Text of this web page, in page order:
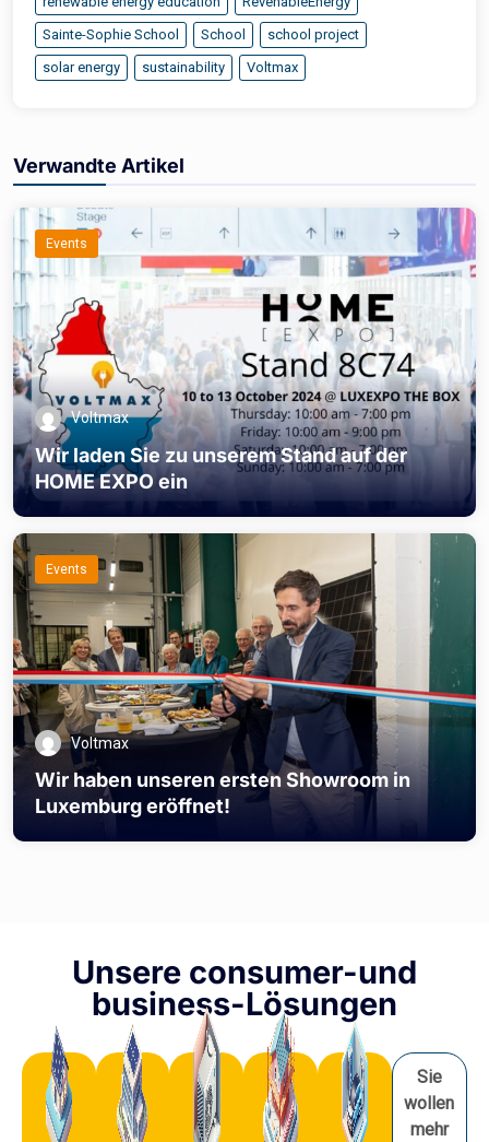
Sainte-Sophie School
School
school project
solar energy
sustainability Voltmax
Verwandte Artikel
Events
Voltmax
Wir laden Sie zu unserem Stand auf der
HOME EXPO ein
Events
Voltmax
Wir haben unseren ersten Showroom in
Luxemburg eröffnet!
Unsere consumer-und
business-Lösungen
Sie
wollen
mehr